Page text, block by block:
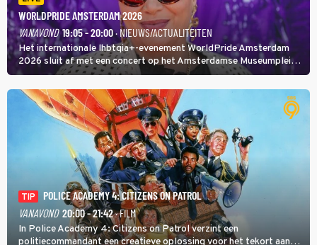
WORLDPRIDE AMSTERDAM 2026
VANAVOND 19:05 - 20:00· NIEUWS/ACTUALITEITEN
Het internationale lhbtqia+-evenement WorldPride Amsterdam
2026 sluit af met een concert op het Amsterdamse Museumplein.
Anita Doth is een van de optredende artiesten. In de jaren 90
veroverde ze de wereld als zangeres van 2Unlimited.
TIP
POLICE ACADEMY 4: CITIZENS ON PATROL
VANAVOND 20:00 - 21:42· FILM
In Police Academy 4: Citizens on Patrol verzint een
politiecommandant een creatieve oplossing voor het tekort aan